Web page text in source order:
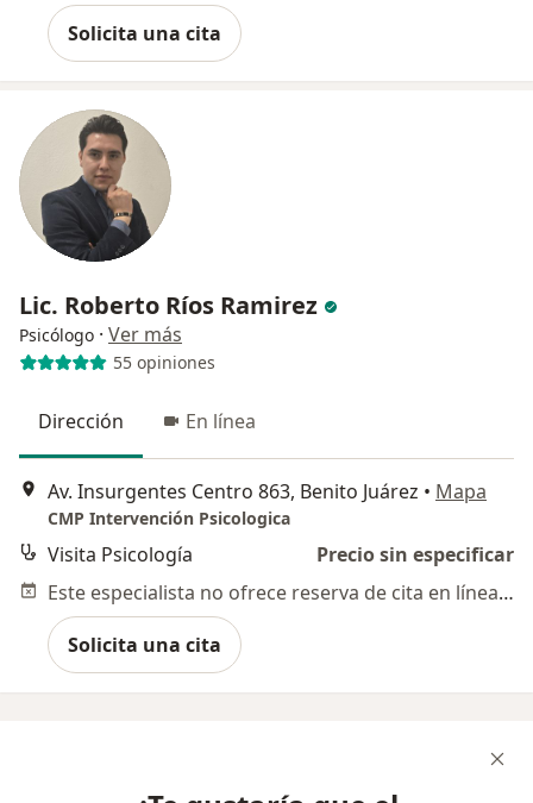
Solicita una cita
Lic. Roberto Ríos Ramirez
Psicólogo · Ver más
55 opiniones
Dirección En línea
Av. Insurgentes Centro 863, Benito Juárez • Mapa
CMP Intervención Psicologica
Visita Psicología
Precio sin especificar
Este especialista no ofrece reserva de cita en línea en esta dirección.
Solicita una cita